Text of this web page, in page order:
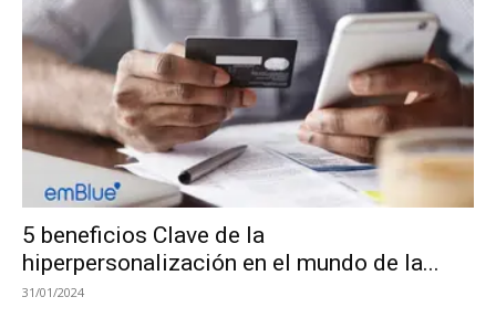
5 beneficios Clave de la
hiperpersonalización en el mundo de la...
31/01/2024